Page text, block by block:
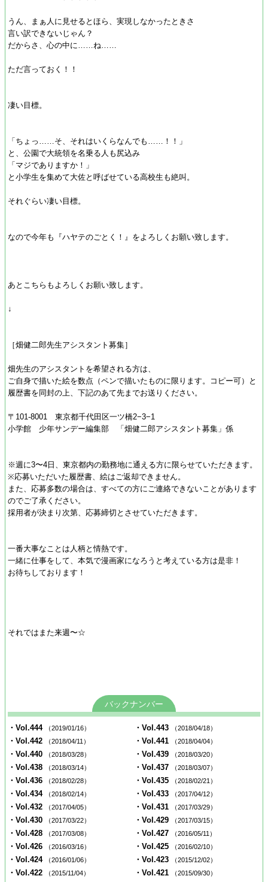
うん、まぁ人に見せるとほら、実現しなかったときさ
言い訳できないじゃん？
だからさ、心の中に……ね……
ただ言っておく！！
凄い目標。
「ちょっ……そ、それはいくらなんでも……！！」
と、公園で大統領を名乗る人も尻込み
「マジでありますか！」
と小学生を集めて大佐と呼ばせている高校生も絶叫。
それぐらい凄い目標。
なので今年も『ハヤテのごとく！』をよろしくお願い致します。
あとこちらもよろしくお願い致します。
↓
［畑健二郎先生アシスタント募集］
畑先生のアシスタントを希望される方は、
ご自身で描いた絵を数点（ペンで描いたものに限ります。コピー可）と
履歴書を同封の上、下記のあて先までお送りください。
〒101-8001 東京都千代田区一ツ橋2−3−1
小学館 少年サンデー編集部 「畑健二郎アシスタント募集」係
※週に3〜4日、東京都内の勤務地に通える方に限らせていただきます。
※応募いただいた履歴書、絵はご返却できません。
また、応募多数の場合は、すべての方にご連絡できないことがあります
のでご了承ください。
採用者が決まり次第、応募締切とさせていただきます。
一番大事なことは人柄と情熱です。
一緒に仕事をして、本気で漫画家になろうと考えている方は是非！
お待ちしております！
それではまた来週〜☆
バックナンバー
・Vol.444 （2019/01/16） ・Vol.443 （2018/04/18）
・Vol.442 （2018/04/11） ・Vol.441 （2018/04/04）
・Vol.440 （2018/03/28） ・Vol.439 （2018/03/20）
・Vol.438 （2018/03/14） ・Vol.437 （2018/03/07）
・Vol.436 （2018/02/28） ・Vol.435 （2018/02/21）
・Vol.434 （2018/02/14） ・Vol.433 （2017/04/12）
・Vol.432 （2017/04/05） ・Vol.431 （2017/03/29）
・Vol.430 （2017/03/22） ・Vol.429 （2017/03/15）
・Vol.428 （2017/03/08） ・Vol.427 （2016/05/11）
・Vol.426 （2016/03/16） ・Vol.425 （2016/02/10）
・Vol.424 （2016/01/06） ・Vol.423 （2015/12/02）
・Vol.422 （2015/11/04） ・Vol.421 （2015/09/30）